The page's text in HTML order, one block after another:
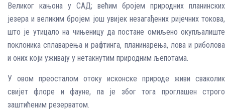
Великог кањона у САД; већим бројем природних планинских
језера и великим бројем још увијек незагађених ријечних токова,
што је утицало на чињеницу да постане омиљено окупљалиште
поклоника сплаварења и рафтинга, планинарења, лова и риболова
и оних који уживају у нетакнутим природним љепотама.
У овом преосталом отоку исконске природе живи сваколик
свијет флоре и фауне, па је због тога проглашен строго
заштићеним резерватом.